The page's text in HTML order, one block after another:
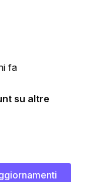
fa
su altre